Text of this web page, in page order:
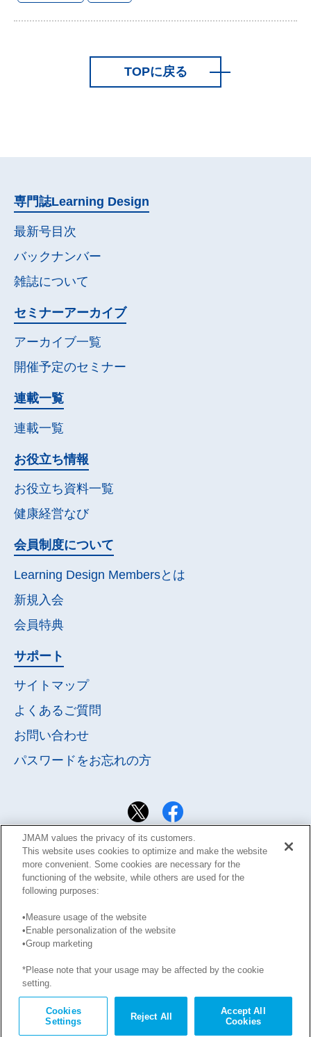
TOPに戻る
専門誌Learning Design
最新号目次
バックナンバー
雑誌について
セミナーアーカイブ
アーカイブ一覧
開催予定のセミナー
連載一覧
連載一覧
お役立ち情報
お役立ち資料一覧
健康経営なび
会員制度について
Learning Design Membersとは
新規入会
会員特典
サポート
サイトマップ
よくあるご質問
お問い合わせ
パスワードをお忘れの方
サイト利用規約
このサイトに掲載された記事の無断転載を禁じます。
Copyright © JMA Management Center Inc.
JMAM values the privacy of its customers.
This website uses cookies to optimize and make the website
more convenient. Some cookies are necessary for the
functioning of the website, while others are used for the
following purposes:
•Measure usage of the website
•Enable personalization of the website
•Group marketing
*Please note that your usage may be affected by the cookie
setting.
Cookies
Settings
Reject All
Accept All
Cookies